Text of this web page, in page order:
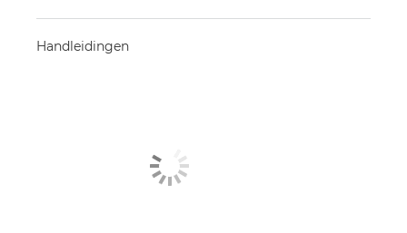
Handleidingen